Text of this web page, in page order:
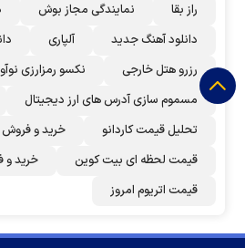
راز بقا
نمایندگی مجاز بوش
دانلود آهنگ جدید
آلپاری
رزرو هتل خارجی
نکسو رمزارزی
مسموم سازی آدرس های ارز دیجیتال
تحلیل قیمت کاردانو
خرید و فروش
قیمت لحظه ای بیت کوین
خرید و
قیمت اتریوم امروز